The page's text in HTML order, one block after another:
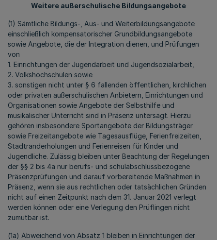
Weitere außerschulische Bildungsangebote
(1) Sämtliche Bildungs-, Aus- und Weiterbildungsangebote
einschließlich kompensatorischer Grundbildungsangebote
sowie Angebote, die der Integration dienen, und Prüfungen
von
1. Einrichtungen der Jugendarbeit und Jugendsozialarbeit,
2. Volkshochschulen sowie
3. sonstigen nicht unter § 6 fallenden öffentlichen, kirchlichen
oder privaten außerschulischen Anbietern, Einrichtungen und
Organisationen sowie Angebote der Selbsthilfe und
musikalischer Unterricht sind in Präsenz untersagt. Hierzu
gehören insbesondere Sportangebote der Bildungsträger
sowie Freizeitangebote wie Tagesausflüge, Ferienfreizeiten,
Stadtranderholungen und Ferienreisen für Kinder und
Jugendliche. Zulässig bleiben unter Beachtung der Regelungen
der §§ 2 bis 4a nur berufs- und schulabschlussbezogene
Präsenzprüfungen und darauf vorbereitende Maßnahmen in
Präsenz, wenn sie aus rechtlichen oder tatsächlichen Gründen
nicht auf einen Zeitpunkt nach dem 31. Januar 2021 verlegt
werden können oder eine Verlegung den Prüflingen nicht
zumutbar ist.
(1a) Abweichend von Absatz 1 bleiben in Einrichtungen der